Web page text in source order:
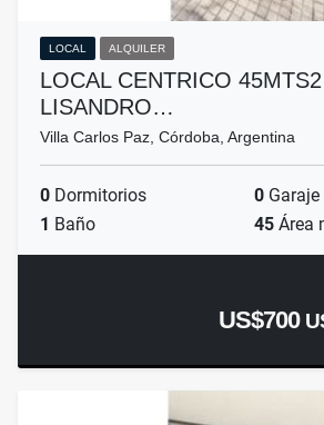
LOCAL ALQUILER
LOCAL CENTRICO
LISANDRO…
Villa Carlos Paz, Córdoba, Argentina
0 Dormitorios 0 Garaje
1 Baño 45 Área
US$700